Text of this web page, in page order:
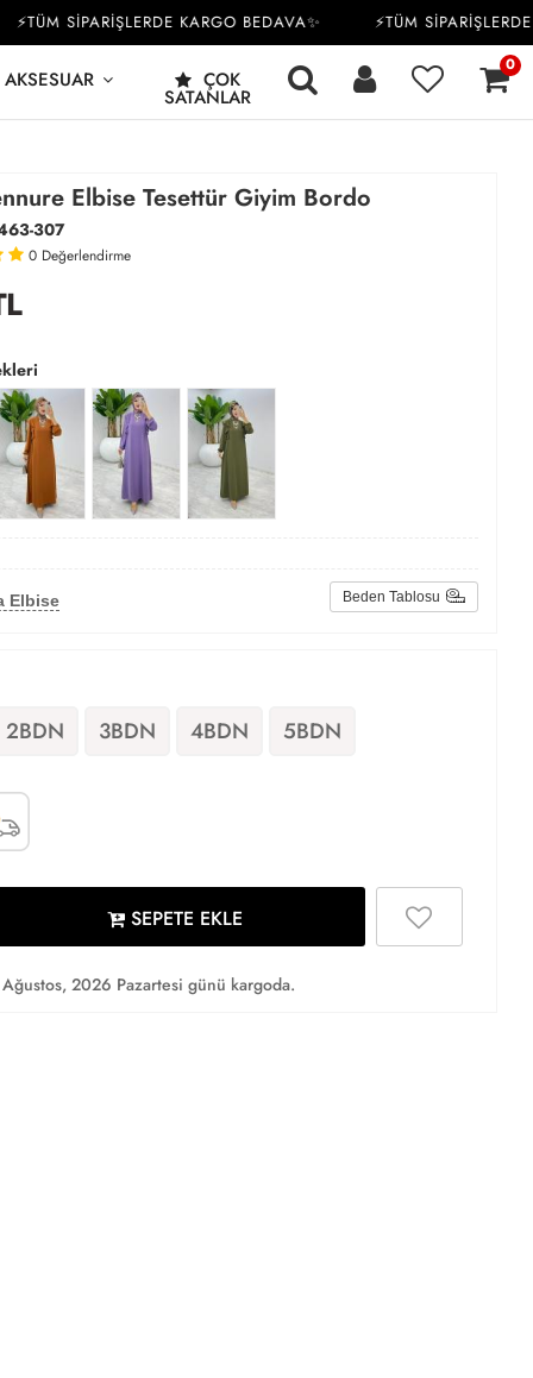
SİPARİŞLERDE KARGO BEDAVA✨ ⚡TÜM SİPARİŞLERDE
AKSESUAR ÇOK
SATANLAR
0
Elbise Tesettür Giyim Bordo
307
0 Değerlendirme
Elbise Beden Tablosu
2BDN 3BDN 4BDN 5BDN
SEPETE EKLE
2026 Pazartesi günü kargoda.